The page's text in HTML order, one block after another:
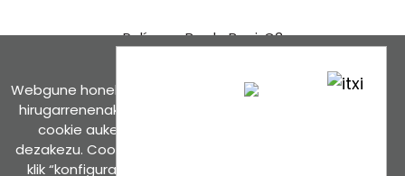
Polígono Borda Berri, C3
Ver en Google maps
Webgune honek cookieak erabiltzen ditu, propioak zein
hirugarrenenak. Hautatu nabigatzeko nahiago duzun
cookie aukera. Guztiz desaktibatzea ere hauta
dezakezu. Cookie batzuk blokeatu nahi badituzu, egin
klik “konfigurazioa” aukeran. “Onartzen dut” botoia